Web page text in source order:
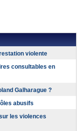
violente
consultables en
Galharague ?
abusifs
les violences